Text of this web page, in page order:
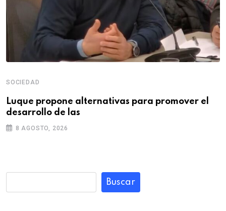
SOCIEDAD
Luque propone alternativas para promover el
desarrollo de las
8 AGOSTO, 2026
Buscar